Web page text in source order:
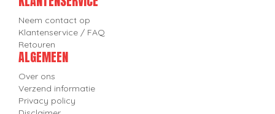
Neem contact op
Klantenservice / FAQ
Retouren
ALGEMEEN
Over ons
Verzend informatie
Privacy policy